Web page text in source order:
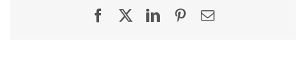
FacebookLinkedInPinterest
E-